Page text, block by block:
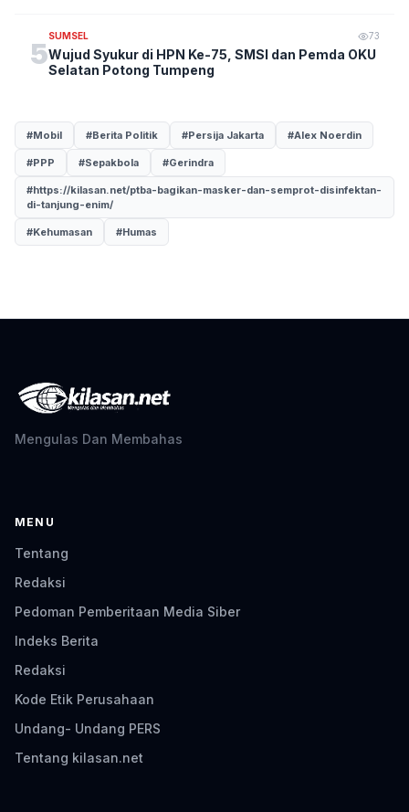
5
SUMSEL 73
Wujud Syukur di HPN Ke-75, SMSI dan Pemda OKU
Selatan Potong Tumpeng
#Mobil #Berita Politik #Persija Jakarta #Alex Noerdin
#PPP #Sepakbola #Gerindra
#https://kilasan.net/ptba-bagikan-masker-dan-semprot-disinfektan-
di-tanjung-enim/
#Kehumasan #Humas
Mengulas Dan Membahas
MENU
Tentang
Redaksi
Pedoman Pemberitaan Media Siber
Indeks Berita
Redaksi
Kode Etik Perusahaan
Undang- Undang PERS
Tentang kilasan.net